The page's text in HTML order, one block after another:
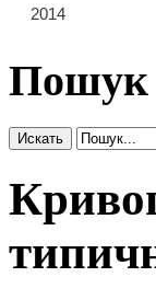
2014
Пошук